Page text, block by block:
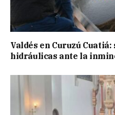
Valdés en Curuzú
hidráulicas ante la